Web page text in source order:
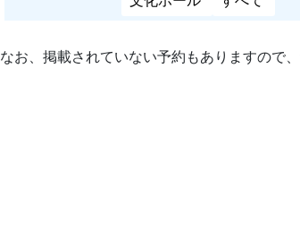
なお、掲載されていない予約もありますので